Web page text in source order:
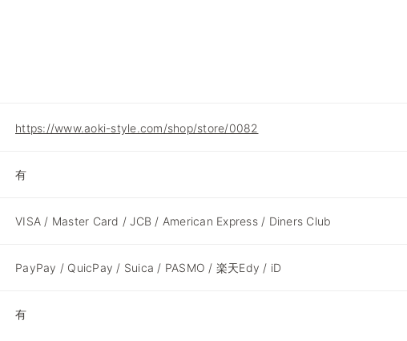
https://www.aoki-style.com/shop/store/0082
有
VISA / Master Card / JCB / American Express / Diners Club
PayPay / QuicPay / Suica / PASMO / 楽天Edy / iD
有